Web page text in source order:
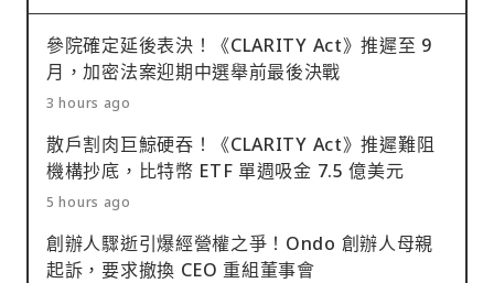
參院確定延後表決！《CLARITY Act》推遲至 9
月，加密法案迎期中選舉前最後決戰
3 hours ago
散戶割肉巨鯨硬吞！《CLARITY Act》推遲難阻
機構抄底，比特幣 ETF 單週吸金 7.5 億美元
5 hours ago
創辦人驟逝引爆經營權之爭！Ondo 創辦人母親
起訴，要求撤換 CEO 重組董事會